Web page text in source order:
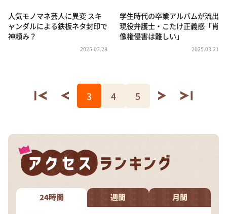
人気モノマネ芸人に異変 スキ
ャンダルによる鉄板ネタ封印で
神頼み？
2025.03.28
学生時代の卒業アルバムが流出
現役弁護士・こたけ正義感「肖
像権侵害は難しい」
2025.03.21
3 4 5
24時間 週間 月間